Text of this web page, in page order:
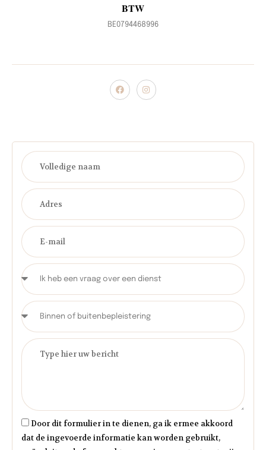
BTW
BE0794468996
Door dit formulier in te dienen, ga ik ermee akkoord
dat de ingevoerde informatie kan worden gebruikt,